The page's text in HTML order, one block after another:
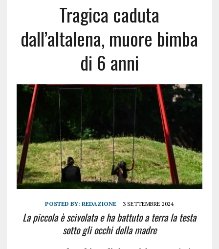
Tragica caduta
dall’altalena, muore bimba
di 6 anni
POSTED BY:REDAZIONE 3 SETTEMBRE 2024
La piccola è scivolata e ha battuto a terra la testa
sotto gli occhi della madre